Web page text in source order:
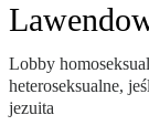
Lobby
heteroseksualne,
jezuita